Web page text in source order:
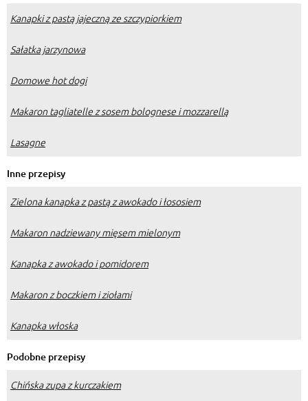
Kanapki z pastą jajeczną ze szczypiorkiem
Sałatka jarzynowa
Domowe hot dogi
Makaron tagliatelle z sosem bolognese i mozzarellą
Lasagne
Inne przepisy
Zielona kanapka z pastą z awokado i łososiem
Makaron nadziewany mięsem mielonym
Kanapka z awokado i pomidorem
Makaron z boczkiem i ziołami
Kanapka włoska
Podobne przepisy
Chińska zupa z kurczakiem